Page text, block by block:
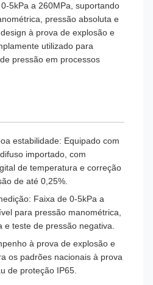
5kPa a 260MPa, suportando
pressão absoluta e
à prova de explosão e
utilizado para
pressão em processos
estabilidade: Equipado com
importado, com
de temperatura e correção
de até 0,25%.
Faixa de 0-5kPa a
para pressão manométrica,
e teste de pressão negativa.
à prova de explosão e
os padrões nacionais à prova
de proteção IP65.